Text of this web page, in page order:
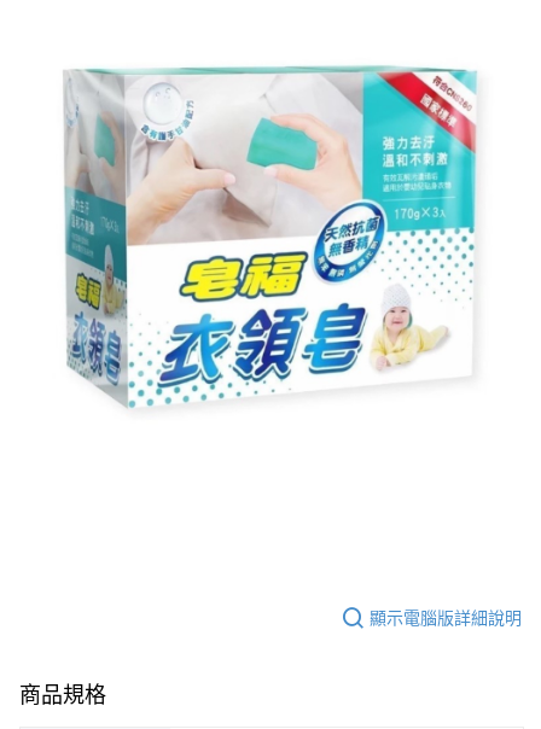
顯示電腦版詳細說明
商品規格